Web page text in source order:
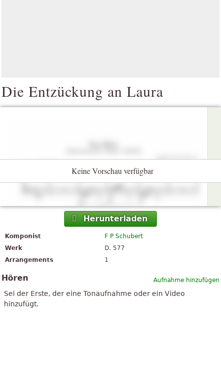
Die Entzückung an Laura
Keine Vorschau verfügbar
Herunterladen
Komponist
F P Schubert
Werk
D. 577
Arrangements
1
Aufnahme hinzufügen
Hören
Sei der Erste, der eine Tonaufnahme oder ein Video
hinzufügt.